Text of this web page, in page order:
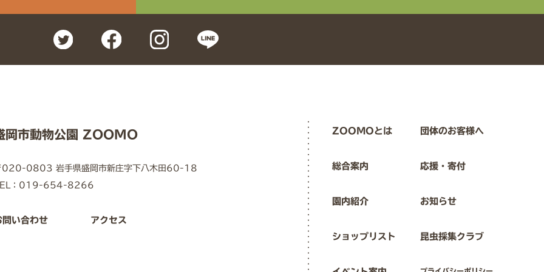
岡市動物公園 ZOOMO
020-0803 岩手県盛岡市新庄字下八木田60-18
：019-654-8266
問い合わせ アクセス
ZOOMOとは
総合案内
園内紹介
ショップリスト
団体のお客様へ
応援・寄付
お知らせ
昆虫採集クラブ